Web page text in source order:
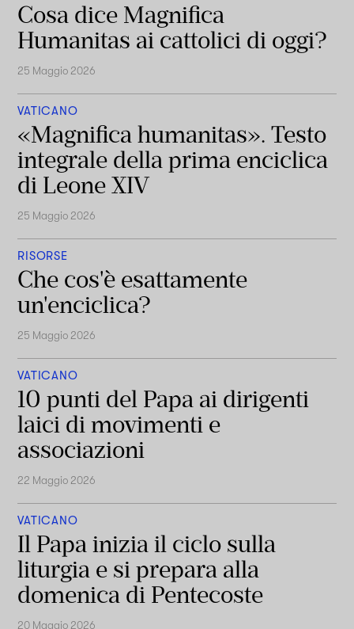
Cosa dice Magnifica
Humanitas ai cattolici di oggi?
25 Maggio 2026
VATICANO
«Magnifica humanitas». Testo
integrale della prima enciclica
di Leone XIV
25 Maggio 2026
RISORSE
Che cos'è esattamente
un'enciclica?
25 Maggio 2026
VATICANO
10 punti del Papa ai dirigenti
laici di movimenti e
associazioni
22 Maggio 2026
VATICANO
Il Papa inizia il ciclo sulla
liturgia e si prepara alla
domenica di Pentecoste
20 Maggio 2026